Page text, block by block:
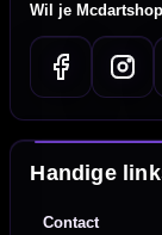
Wil je
Handige
Contact